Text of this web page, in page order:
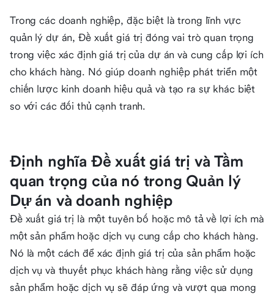
Trong các doanh nghiệp, đặc biệt là trong lĩnh vực
quản lý dự án, Đề xuất giá trị đóng vai trò quan trọng
trong việc xác định giá trị của dự án và cung cấp lợi ích
cho khách hàng. Nó giúp doanh nghiệp phát triển một
chiến lược kinh doanh hiệu quả và tạo ra sự khác biệt
so với các đối thủ cạnh tranh.
Định nghĩa Đề xuất giá trị và Tầm
quan trọng của nó trong Quản lý
Dự án và doanh nghiệp
Đề xuất giá trị là một tuyên bố hoặc mô tả về lợi ích mà
một sản phẩm hoặc dịch vụ cung cấp cho khách hàng.
Nó là một cách để xác định giá trị của sản phẩm hoặc
dịch vụ và thuyết phục khách hàng rằng việc sử dụng
sản phẩm hoặc dịch vụ sẽ đáp ứng và vượt qua mong